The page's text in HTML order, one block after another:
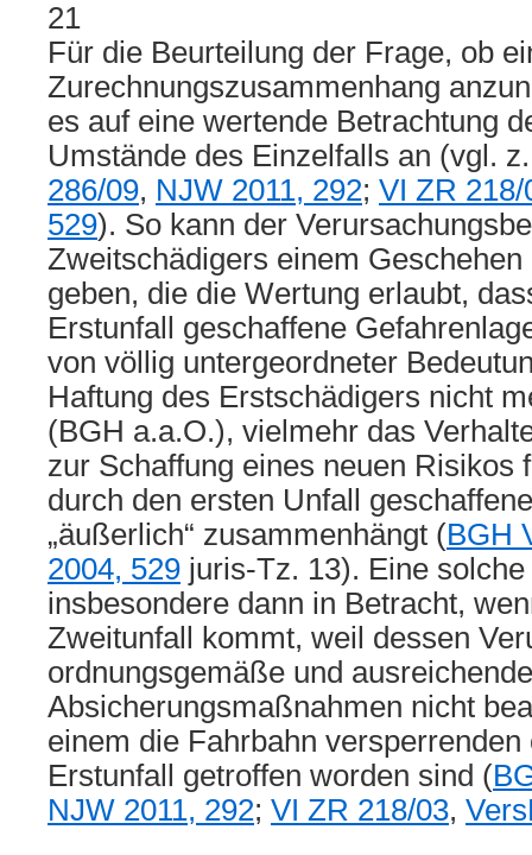
21
Für die Beurteilung der Frage, ob
Zurechnungszusammenhang
es auf eine wertende Betrachtung
Umstände des Einzelfalls an (vgl.
286/09, NJW 2011, 292; VI ZR 218/
529). So kann der
Zweitschädigers einem
geben, die die Wertung erlaubt,
Erstunfall geschaffene
von völlig untergeordneter
Haftung des Erstschädigers nicht
(BGH a.a.O.), vielmehr das
zur Schaffung eines neuen Risikos
durch den ersten Unfall
„äußerlich“ zusammenhängt (BGH
2004, 529 juris-Tz. 13). Eine
insbesondere dann in Betracht,
Zweitunfall kommt, weil dessen
ordnungsgemäße und ausreichende
Absicherungsmaßnahmen nicht
einem die Fahrbahn
Erstunfall getroffen worden sind (
NJW 2011, 292; VI ZR 218/03,